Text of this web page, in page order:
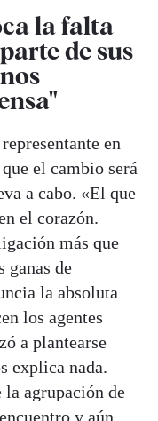
la falta
de sus
en
el cambio será
a cabo. «El que
el corazón.
más que
ganas de
la absoluta
los agentes
a plantearse
explica nada.
agrupación de
y aún,